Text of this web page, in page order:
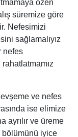
özen
süremize göre
Nefesimizi
sağlamalıyız
nefes
ve nefes
ise elimize
ayrılır ve üreme
bölümünü iyice